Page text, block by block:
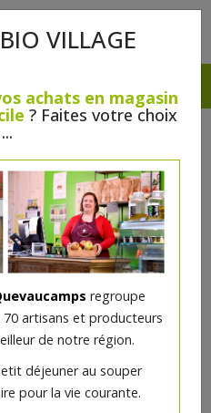
VILLAGE
achats en magasin
? Faites votre choix
...
regroupe
artisans et producteurs
de notre région.
déjeuner au souper
pour la vie courante.
bio 250ml Avril
8€/pc